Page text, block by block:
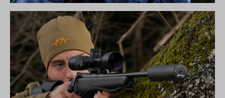
SIMPLY THE BEST – BLASER FBX